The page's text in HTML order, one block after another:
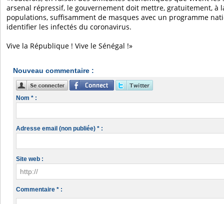
arsenal répressif, le gouvernement doit mettre, gratuitement, à
populations, suffisamment de masques avec un programme
identifier les infectés du coronavirus.
Vive la République ! Vive le Sénégal !»
Nouveau commentaire :
Nom * :
Adresse email (non publiée) * :
Site web :
Commentaire * :